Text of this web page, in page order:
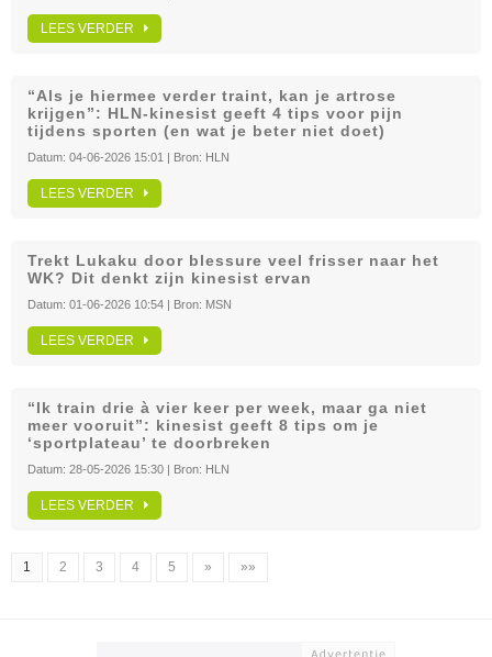
LEES VERDER
“Als je hiermee verder traint, kan je artrose
krijgen”: HLN‑kinesist geeft 4 tips voor pijn
tijdens sporten (en wat je beter niet doet)
Datum: 04-06-2026 15:01 | Bron: HLN
LEES VERDER
Trekt Lukaku door blessure veel frisser naar het
WK? Dit denkt zijn kinesist ervan
Datum: 01-06-2026 10:54 | Bron: MSN
LEES VERDER
“Ik train drie à vier keer per week, maar ga niet
meer vooruit”: kinesist geeft 8 tips om je
‘sportplateau’ te doorbreken
Datum: 28-05-2026 15:30 | Bron: HLN
LEES VERDER
1 2 3 4 5 » »»